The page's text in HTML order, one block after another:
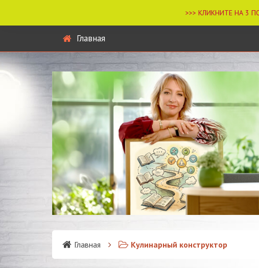
Главная
Главная Кулинарный конструктор